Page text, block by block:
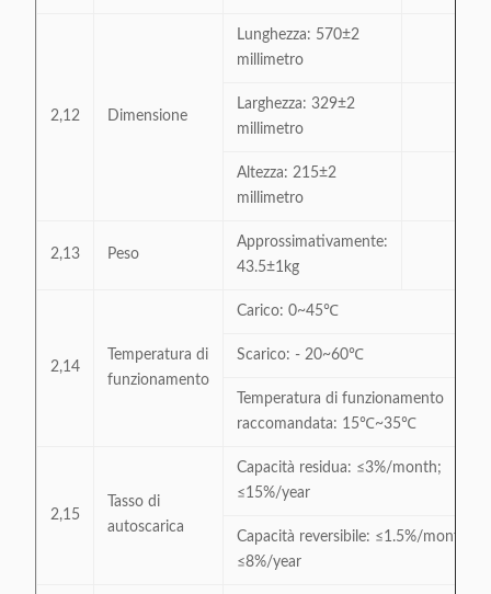
2,12 Dimensione
Lunghezza: 570±2
millimetro
Larghezza: 329±2
millimetro
Altezza: 215±2
millimetro
2,13 Peso
Approssimativamente:
43.5±1kg
2,14
Temperatura di
funzionamento
Carico: 0~45℃
Scarico: - 20~60℃
Temperatura di funzionamento
raccomandata: 15℃~35℃
2,15
Tasso di
autoscarica
Capacità residua: ≤3%/month;
≤15%/year
Capacità reversibile: ≤1.5%/month;
≤8%/year